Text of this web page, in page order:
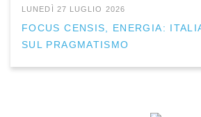
LUNEDÌ 27 LUGLIO 2026
FOCUS CENSIS, ENERGIA:
SUL PRAGMATISMO